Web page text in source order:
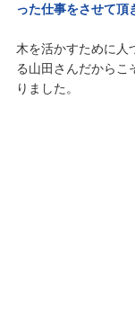
った仕事をさせて頂
木を活かすために人
る山田さんだからこ
りました。